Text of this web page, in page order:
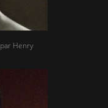
Henry